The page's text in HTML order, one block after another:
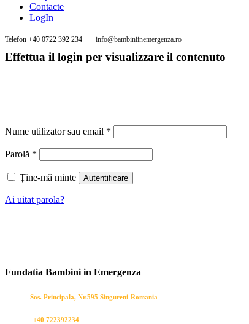
Contacte
LogIn
Telefon +40 0722 392 234 info@bambiniinemergenza.ro
Effettua il login per visualizzare il contenuto
Nume utilizator sau email *
Parolă *
Ține-mă minte Autentificare
Ai uitat parola?
Fundatia Bambini in Emergenza
Sos. Principala, Nr.595 Singureni-Romania
+40 722392234